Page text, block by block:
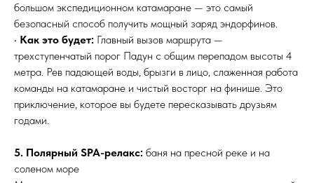
большом экспедиционном катамаране — это самый
безопасный способ получить мощный заряд эндорфинов.
• Как это будет: Главный вызов маршрута —
трехступенчатый порог Падун с общим перепадом высоты 4
метра. Рев падающей воды, брызги в лицо, слаженная работа
команды на катамаране и чистый восторг на финише. Это
приключение, которое вы будете пересказывать друзьям
годами.
5. Полярный SPA-релакс: баня на пресной реке и на
соленом море